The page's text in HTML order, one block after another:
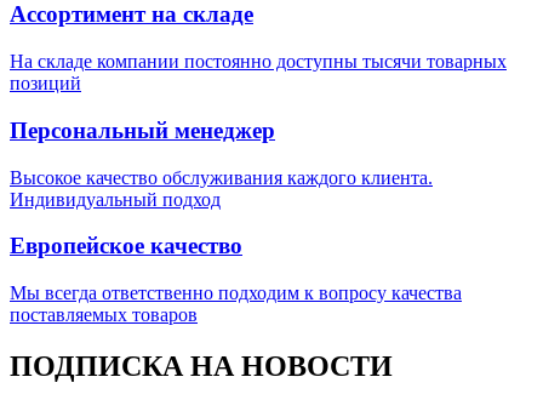
Ассортимент на складе
На складе компании постоянно доступны тысячи товарных
позиций
Персональный менеджер
Высокое качество обслуживания каждого клиента.
Индивидуальный подход
Европейское качество
Мы всегда ответственно подходим к вопросу качества
поставляемых товаров
ПОДПИСКА НА НОВОСТИ